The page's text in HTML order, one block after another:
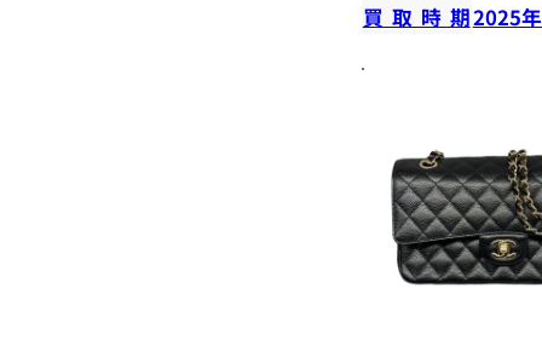
買取時期2025